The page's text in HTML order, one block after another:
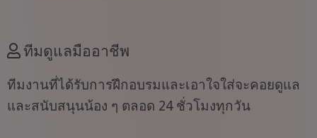
ทีมดูแลมืออาชีพ
ทีมงานที่ได้รับการฝึกอบรมและเอาใจใส่จะคอยดูแล
และสนับสนุนน้อง ๆ ตลอด 24 ชั่วโมงทุกวัน